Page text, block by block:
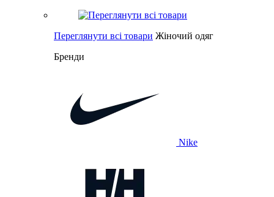
Переглянути всі товари Жіночий одяг
Бренди
Nike